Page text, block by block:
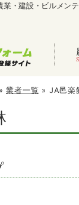
業・建設・ビルメン
»業者一覧 » JA邑楽